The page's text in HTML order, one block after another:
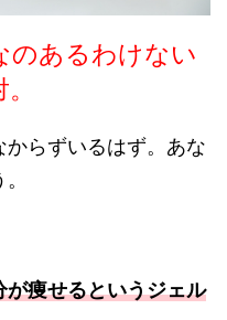
のあるわけない
らずいるはず。あな
痩せるというジェル